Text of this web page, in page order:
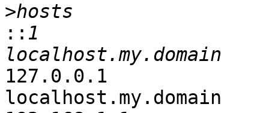
>
:: 1
127.0.0.1
localhost.my.domain